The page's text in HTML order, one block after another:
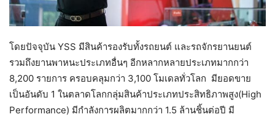
โดยปัจจุบัน YSS มีสินค้ารองรับทั้งรถยนต์ และรถจักรยานยนต์
รวมถึงยานพาหนะประเภทอื่นๆ อีกหลากหลายประเภทมากกว่า
8,200 รายการ ครอบคลุมกว่า 3,100 โมเดลทั่วโลก มียอดขาย
เป็นอันดับ 1 ในตลาดโลกกลุ่มสินค้าประเภทประสิทธิภาพสูง(High
Performance) มีกำลังการผลิตมากกว่า 1.5 ล้านชิ้นต่อปี มี